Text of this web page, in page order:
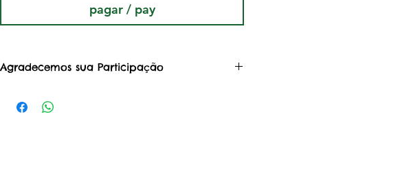
pagar / pay
Agradecemos sua Participação
Projeto Mulheres da Floresta